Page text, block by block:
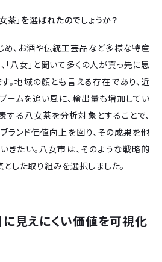
茶」を選ばれたのでしょうか？
め、お酒や伝統工芸品など多様な特産
「八女」と聞いて多くの人が真っ先に思
。地域の顔とも言える存在であり、近
ームを追い風に、輸出量も増加してい
する八女茶を分析対象とすることで、
ランド価値向上を図り、その成果を他
きたい。八女市は、そのような戦略的
した取り組みを選択しました。
に見えにくい価値を可視化